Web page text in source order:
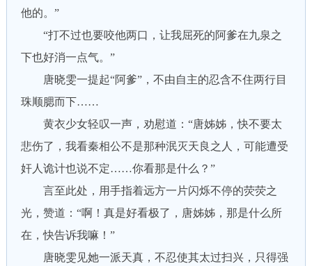
他的。”
“打不过也要咬他两口，让我屈死的阿爹在九泉之
下也好消一点气。”
唐晓雯一提起“阿爹”，不由自主的忍含不住两行目
珠顺腮而下……
黄衣少女轻叹一声，劝慰道：“唐姊姊，快不要太
悲伤了，我看秦相公不是那种泯灭天良之人，可能遭受
奸人诡计也说不定……你看那是什么？”
言至此处，用手指着远方一片闪烁不停的荧荧之
光，赞道：“啊！真是好看极了，唐姊姊，那是什么所
在，快告诉我嘛！”
唐晓雯见她一派天真，不忍使其太过扫兴，只得强